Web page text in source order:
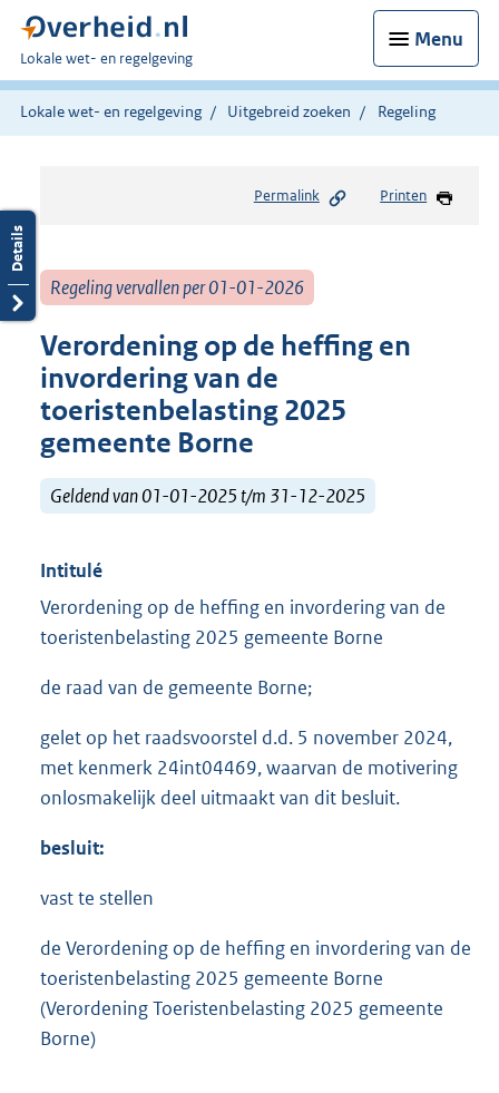
Menu
U
bent
hier:
Lokale wet- en regelgeving
Lokale wet- en regelgeving Uitgebreid zoeken Regeling
Permalink Printen
Regeling vervallen per 01-01-2026
Verordening op de heffing en
invordering van de
toeristenbelasting 2025
gemeente Borne
Geldend van 01-01-2025 t/m 31-12-2025
Intitulé
Verordening op de heffing en invordering van de
toeristenbelasting 2025 gemeente Borne
de raad van de gemeente Borne;
gelet op het raadsvoorstel d.d. 5 november 2024,
met kenmerk 24int04469, waarvan de motivering
onlosmakelijk deel uitmaakt van dit besluit.
besluit:
vast te stellen
de Verordening op de heffing en invordering van de
toeristenbelasting 2025 gemeente Borne
(Verordening Toeristenbelasting 2025 gemeente
Borne)